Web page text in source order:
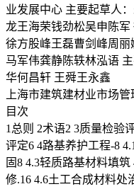
业发展中心 主要起草人
龙王海荣钱劲松吴申陈
徐方股峰王磊曹剑峰周
马军伟龚静陈轶林泓语
华何昌轩 王舜王永鑫
上海市建筑建材业市场管
目次
1总则 2术语2 3质量检验
评定6 4路基养护工程-8
固8 4.3轻质路基材料填
修.16 4.6土工合成材料处